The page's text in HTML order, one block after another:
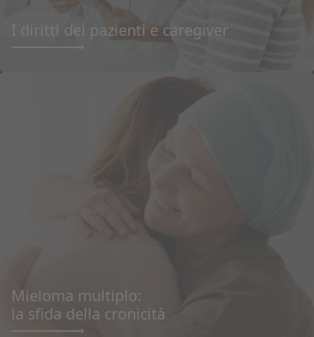
I diritti dei pazienti e caregiver
Mieloma multiplo:
la sfida della cronicità